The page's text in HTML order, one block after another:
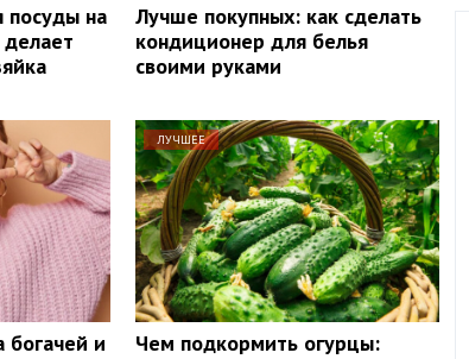
посуды на
Лучше покупных: как сделать
кондиционер для белья
своими руками
богачей и
ЛУЧШЕЕ
Чем подкормить огурцы: